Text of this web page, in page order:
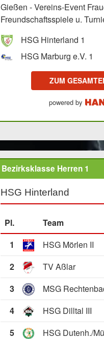
Gießen - Vereins-Event
Freundschaftsspiele u.
HSG Hinterland 1
HSG Marburg e.V. 1
ZUM
powered by
Bezirksklasse Herren 1
HSG Hinterland
Pl. Team
1
HSG Mörlen II
2
TV Aßlar
3
4
HSG Dilltal III
5